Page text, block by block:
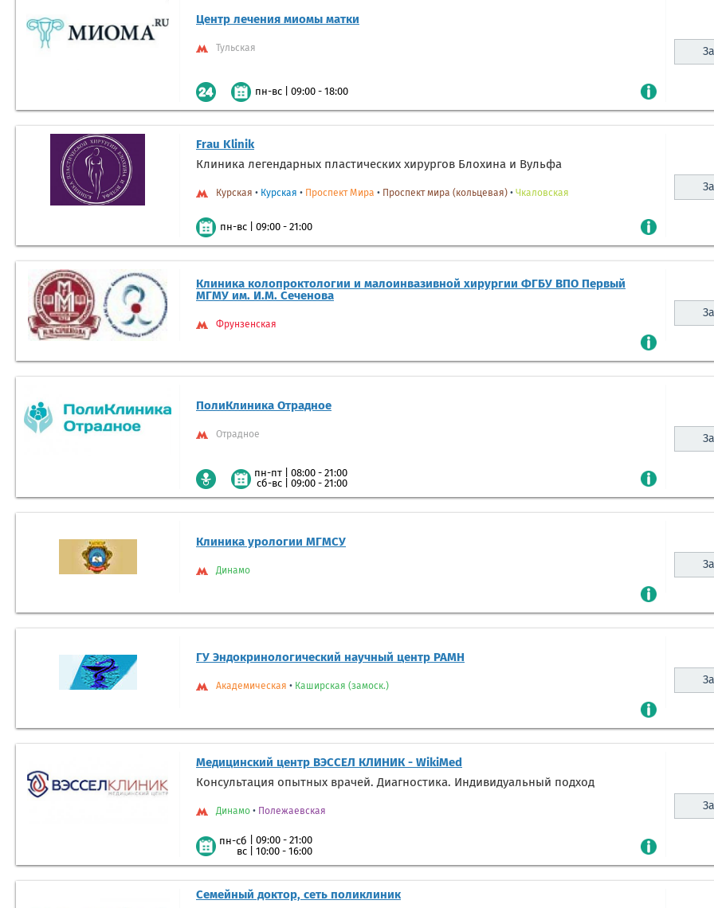
Центр лечения миомы матки
Тульская
пн-вс 09:00 - 18:00
Frau Klinik
Клиника легендарных пластических хирургов Блохина и Вульфа
Курская • Курская • Проспект Мира • Проспект мира (кольцевая) • Чкаловская
пн-вс 09:00 - 21:00
Клиника колопроктологии и малоинвазивной хирургии ФГБУ ВПО Первый
МГМУ им. И.М. Сеченова
Фрунзенская
ПолиКлиника Отрадное
Отрадное
пн-пт
08:00 - 21:00
сб-вс
09:00 - 21:00
Клиника урологии МГМСУ
Динамо
ГУ Эндокринологический научный центр РАМН
Академическая • Каширская (замоск.)
Медицинский центр ВЭССЕЛ КЛИНИК - WikiMed
Консультация опытных врачей. Диагностика. Индивидуальный подход
Динамо • Полежаевская
пн-сб
09:00 - 21:00
вс
10:00 - 16:00
Семейный доктор, сеть поликлиник